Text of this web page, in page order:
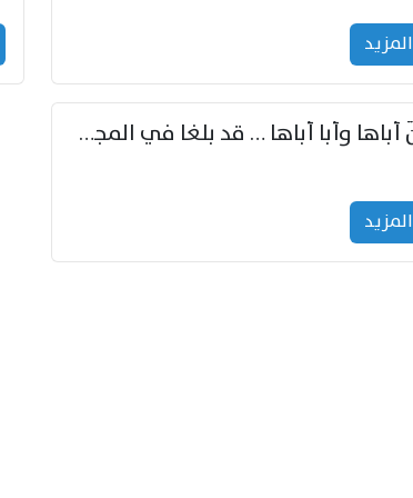
المزید
إنّ أباها وأبا أباها … قد بلغا في المجد غايتاها
المزید